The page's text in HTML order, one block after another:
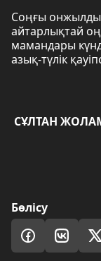
Соңғы
айтарлықтай оң
мамандары
азық-түлік
СҰЛТАН
Бөлісу